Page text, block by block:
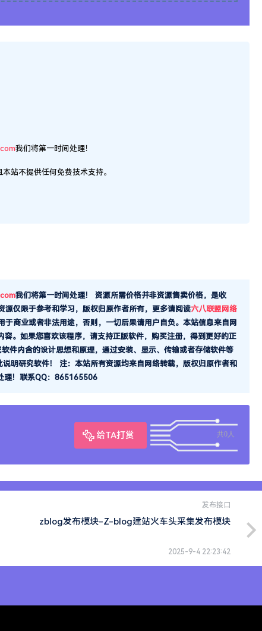
商业或者非法用途，否则，一切后果请用户自负。本站信息来自网
。如果您喜欢该程序，请支持正版软件，购买注册，得到更好的正
明研究软件！ 注：本站所有资源均来自网络转载，版权归原作者和
zblog发布模块-Z-blog建站火车头采集发布模块
2025-9-4 22:23:42